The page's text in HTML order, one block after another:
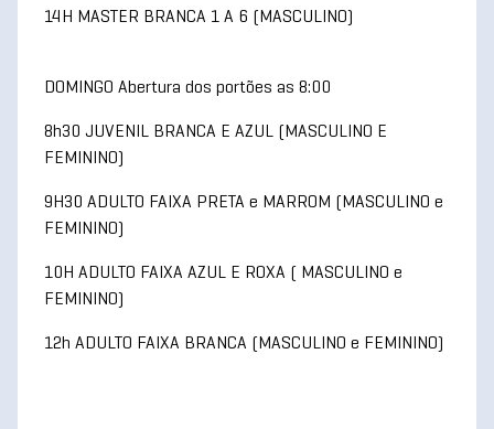
14H MASTER BRANCA 1 A 6 (MASCULINO)
DOMINGO Abertura dos portões as 8:00
8h30 JUVENIL BRANCA E AZUL (MASCULINO E
FEMININO)
9H30 ADULTO FAIXA PRETA e MARROM (MASCULINO e
FEMININO)
10H ADULTO FAIXA AZUL E ROXA ( MASCULINO e
FEMININO)
12h ADULTO FAIXA BRANCA (MASCULINO e FEMININO)